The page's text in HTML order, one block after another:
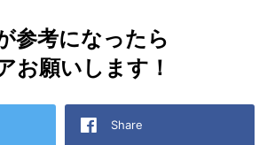
参考になったら
お願いします！
Share